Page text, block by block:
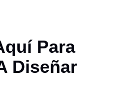
Para
Diseñar